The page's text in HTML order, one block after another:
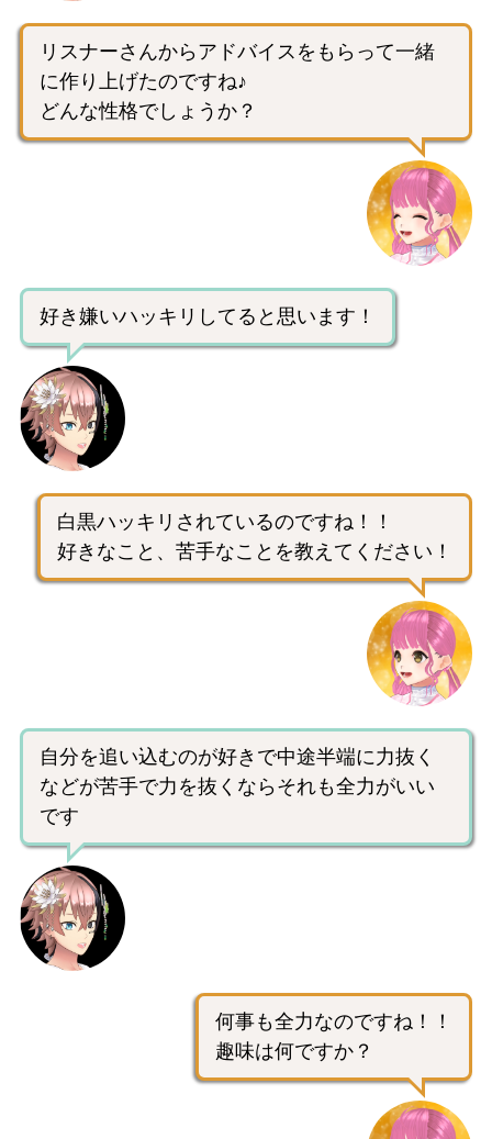
リスナーさんからアドバイスをもらって一緒
に作り上げたのですね♪
どんな性格でしょうか？
好き嫌いハッキリしてると思います！
白黒ハッキリされているのですね！！
好きなこと、苦手なことを教えてください！
自分を追い込むのが好きで中途半端に力抜く
などが苦手で力を抜くならそれも全力がいい
です
何事も全力なのですね！！
趣味は何ですか？